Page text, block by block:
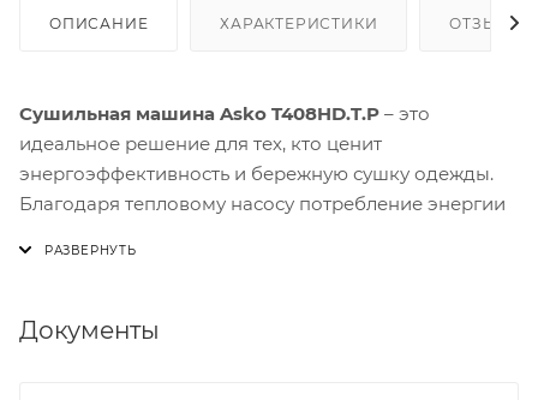
ОПИСАНИЕ ХАРАКТЕРИСТИКИ ОТЗЫВЫ
Сушильная машина Asko T408HD.T.P – это
идеальное решение для тех, кто ценит
энергоэффективность и бережную сушку одежды.
Благодаря тепловому насосу потребление энергии
Модель T408HD.T.P оснащена барабаном из
Документы